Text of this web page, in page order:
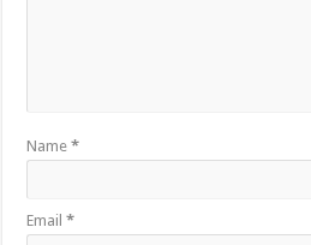
Name*
Email*